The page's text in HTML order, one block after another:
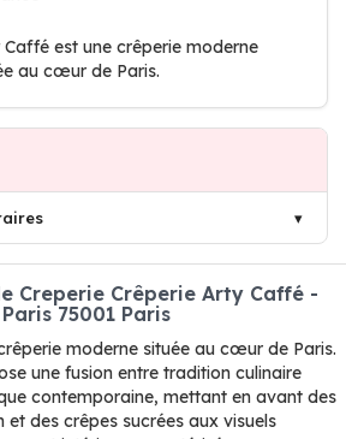
est une crêperie moderne
au cœur de Paris.
Creperie Crêperie Arty Caffé -
75001 Paris
moderne située au cœur de Paris.
une fusion entre tradition culinaire
contemporaine, mettant en avant des
et des crêpes sucrées aux visuels